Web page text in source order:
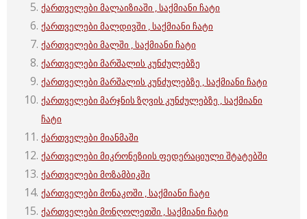
ქართველები მალაიზიაში , საქმიანი ჩატი
ქართველები მალდივში , საქმიანი ჩატი
ქართველები მალში , საქმიანი ჩატი
ქართველები მარშალის კუნძულებზე
ქართველები მარშალის კუნძულებზე , საქმიანი ჩატი
ქართველები მარჯნის ზღვის კუნძულებზე , საქმიანი
ჩატი
ქართველები მიანმაში
ქართველები მიკრონეზიის ფედერაციული შტატებში
ქართველები მოზამბიკში
ქართველები მონაკოში , საქმიანი ჩატი
ქართველები მონღოლეთში , საქმიანი ჩატი